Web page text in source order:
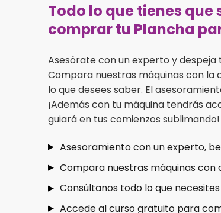
Todo lo que tienes que
comprar tu Plancha
Asesórate con un experto y despeja
Compara nuestras máquinas con
lo que desees saber. El
¡Además con tu máquina tendrás
guiará en tus comienzos sublimando!
Asesoramiento con un experto,
Compara nuestras máquinas con
Consúltanos todo lo que
Accede al curso gratuito para